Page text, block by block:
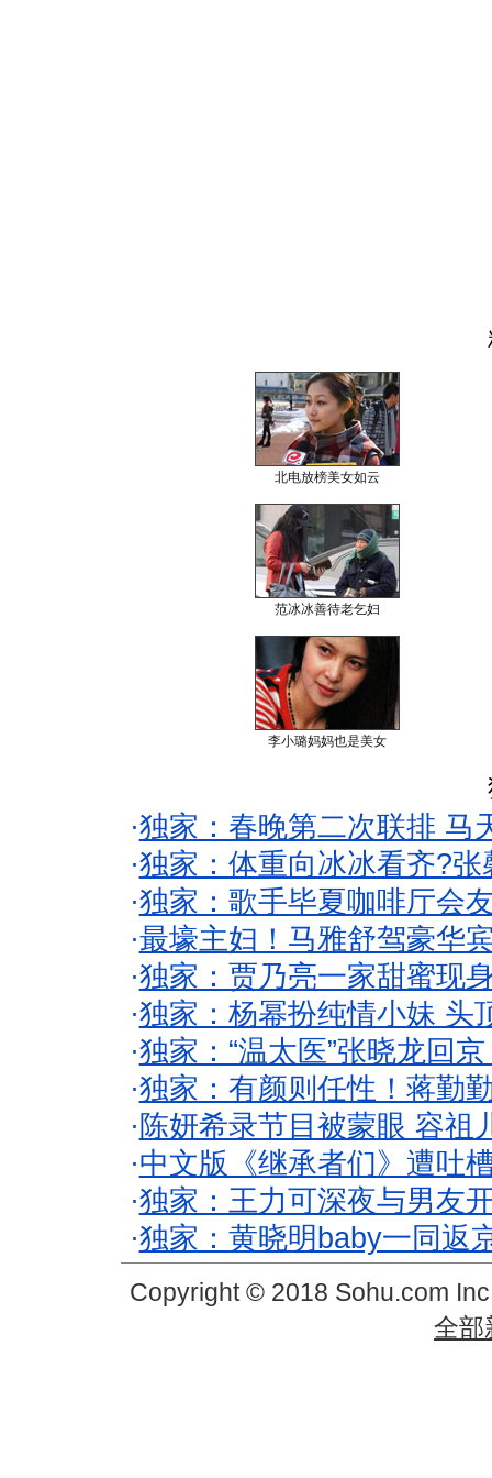
北电放榜美女如云
范冰冰善待老乞妇
李小璐妈妈也是美女
·独家：春晚第二次联排 马
·独家：体重向冰冰看齐?
·独家：歌手毕夏咖啡厅会
·最壕主妇！马雅舒驾豪华
·独家：贾乃亮一家甜蜜现
·独家：杨幂扮纯情小妹 头
·独家：“温太医”张晓龙回
·独家：有颜则任性！蒋勤
· 陈妍希录节目被蒙眼 容祖
·中文版《继承者们》遭吐
·独家：王力可深夜与男友
·独家：黄晓明baby一同返
Copyright © 2018 Sohu.com
全部